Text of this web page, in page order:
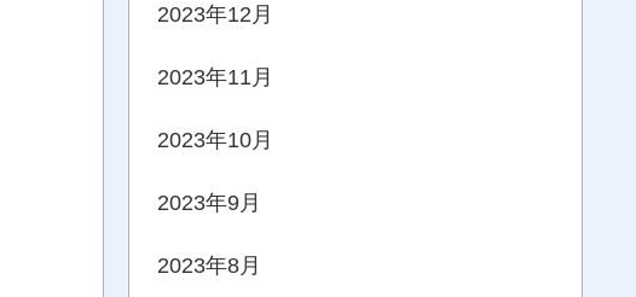
2023年12月
2023年11月
2023年10月
2023年9月
2023年8月